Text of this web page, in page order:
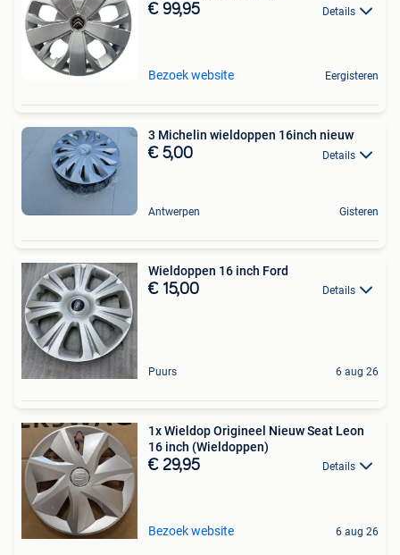
€ 99,95 Details
Bezoek website Eergisteren
3 Michelin wieldoppen 16inch nieuw
€ 5,00 Details
Antwerpen Gisteren
Wieldoppen 16 inch Ford
€ 15,00 Details
Puurs 6 aug 26
1x Wieldop Origineel Nieuw Seat Leon
16 inch (Wieldoppen)
€ 29,95 Details
Bezoek website 6 aug 26